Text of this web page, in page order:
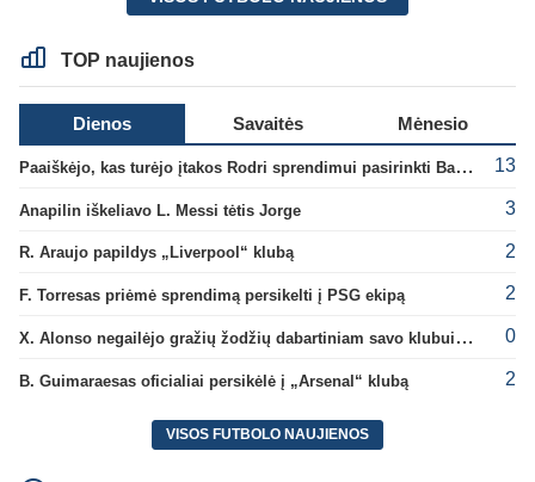
TOP naujienos
Dienos Savaitės Mėnesio
Paaiškėjo, kas turėjo įtakos Rodri sprendimui pasirinkti Barselonos pusę 13
Anapilin iškeliavo L. Messi tėtis Jorge 3
R. Araujo papildys „Liverpool“ klubą 2
F. Torresas priėmė sprendimą persikelti į PSG ekipą 2
X. Alonso negailėjo gražių žodžių dabartiniam savo klubui „Chelsea“ 0
B. Guimaraesas oficialiai persikėlė į „Arsenal“ klubą 2
VISOS FUTBOLO NAUJIENOS